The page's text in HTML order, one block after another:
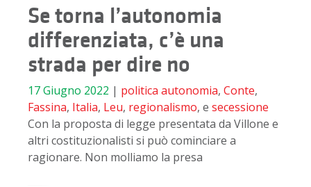
Se torna l’autonomia
differenziata, c’è una
strada per dire no
17 Giugno 2022 | politica autonomia, Conte,
Fassina, Italia, Leu, regionalismo, e secessione
Con la proposta di legge presentata da Villone e
altri costituzionalisti si può cominciare a
ragionare. Non molliamo la presa